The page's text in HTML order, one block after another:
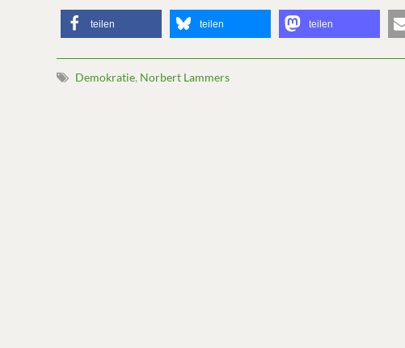
teilen teilen teilen
Demokratie, Norbert Lammers